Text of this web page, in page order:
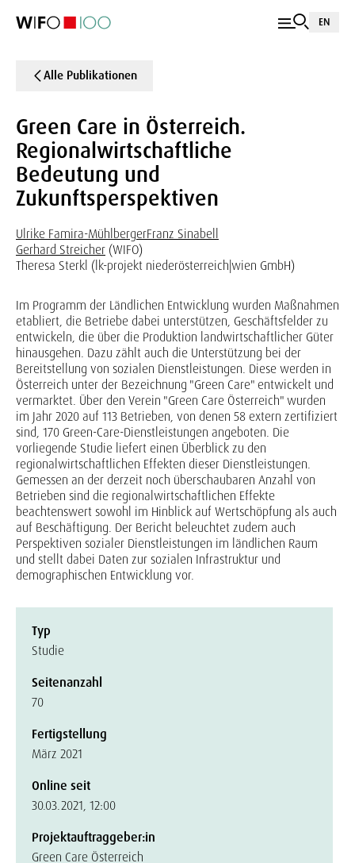
EN
Alle Publikationen
Green Care in Österreich.
Regionalwirtschaftliche
Bedeutung und
Zukunftsperspektiven
Ulrike Famira-MühlbergerFranz Sinabell
Gerhard Streicher (WIFO)
Theresa Sterkl (lk-projekt niederösterreich|wien GmbH)
Im Programm der Ländlichen Entwicklung wurden Maßnahmen
etabliert, die Betriebe dabei unterstützen, Geschäftsfelder zu
entwickeln, die über die Produktion landwirtschaftlicher Güter
hinausgehen. Dazu zählt auch die Unterstützung bei der
Bereitstellung von sozialen Dienstleistungen. Diese werden in
Österreich unter der Bezeichnung "Green Care" entwickelt und
vermarktet. Über den Verein "Green Care Österreich" wurden
im Jahr 2020 auf 113 Betrieben, von denen 58 extern zertifiziert
sind, 170 Green-Care-Dienstleistungen angeboten. Die
vorliegende Studie liefert einen Überblick zu den
regionalwirtschaftlichen Effekten dieser Dienstleistungen.
Gemessen an der derzeit noch überschaubaren Anzahl von
Betrieben sind die regionalwirtschaftlichen Effekte
beachtenswert sowohl im Hinblick auf Wertschöpfung als auch
auf Beschäftigung. Der Bericht beleuchtet zudem auch
Perspektiven sozialer Dienstleistungen im ländlichen Raum
und stellt dabei Daten zur sozialen Infrastruktur und
demographischen Entwicklung vor.
Typ
Studie
Seitenanzahl
70
Fertigstellung
März 2021
Online seit
30.03.2021, 12:00
Projektauftraggeber:in
Green Care Österreich